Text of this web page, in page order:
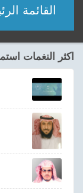
القائمة
مؤديين
شعر
اناشيد
ادعية
احدث
اكثر النغمات